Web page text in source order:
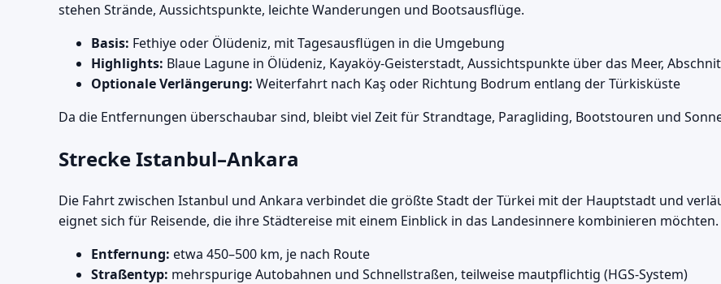
stehen Strände, Aussichtspunkte, leichte Wanderungen und Bootsausflüge.
Basis: Fethiye oder Ölüdeniz, mit Tagesausflügen in die Umgebung
Highlights: Blaue Lagune in Ölüdeniz, Kayaköy-Geisterstadt, Aussichtspunkte über das Meer,
Optionale Verlängerung: Weiterfahrt nach Kaş oder Richtung Bodrum entlang der Türkisküste
Da die Entfernungen überschaubar sind, bleibt viel Zeit für Strandtage, Paragliding, Bootstouren und
Strecke Istanbul–Ankara
Die Fahrt zwischen Istanbul und Ankara verbindet die größte Stadt der Türkei mit der Hauptstadt und
eignet sich für Reisende, die ihre Städtereise mit einem Einblick in das Landesinnere kombinieren möchten.
Entfernung: etwa 450–500 km, je nach Route
Straßentyp: mehrspurige Autobahnen und Schnellstraßen, teilweise mautpflichtig (HGS-System)